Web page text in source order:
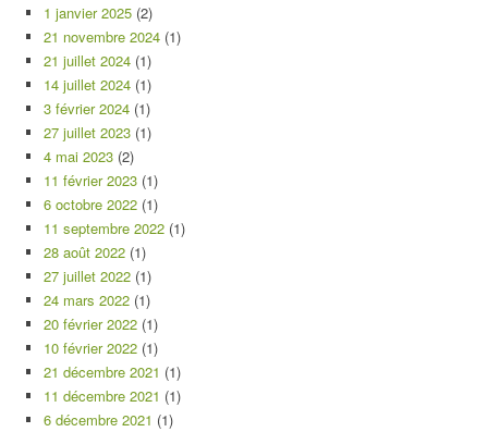
1 janvier 2025 (2)
21 novembre 2024 (1)
21 juillet 2024 (1)
14 juillet 2024 (1)
3 février 2024 (1)
27 juillet 2023 (1)
4 mai 2023 (2)
11 février 2023 (1)
6 octobre 2022 (1)
11 septembre 2022 (1)
28 août 2022 (1)
27 juillet 2022 (1)
24 mars 2022 (1)
20 février 2022 (1)
10 février 2022 (1)
21 décembre 2021 (1)
11 décembre 2021 (1)
6 décembre 2021 (1)